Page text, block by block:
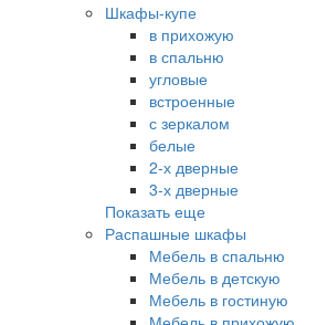
Шкафы-купе
в прихожую
в спальню
угловые
встроенные
с зеркалом
белые
2-х дверные
3-х дверные
Показать еще
Распашные шкафы
Мебель в спальню
Мебель в детскую
Мебель в гостиную